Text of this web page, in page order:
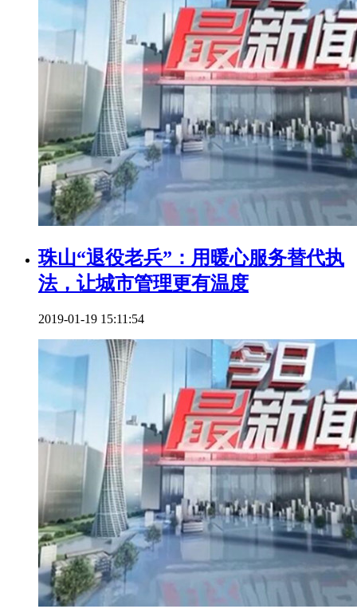
珠山“退役老兵”：用暖心服务替代执
法，让城市管理更有温度
2019-01-19 15:11:54